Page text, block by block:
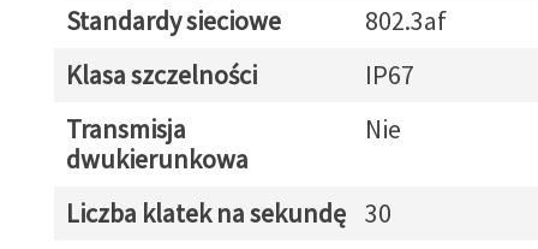
Standardy sieciowe
802.3af
Klasa szczelności
IP67
Transmisja
dwukierunkowa
Nie
Liczba klatek na sekundę 30